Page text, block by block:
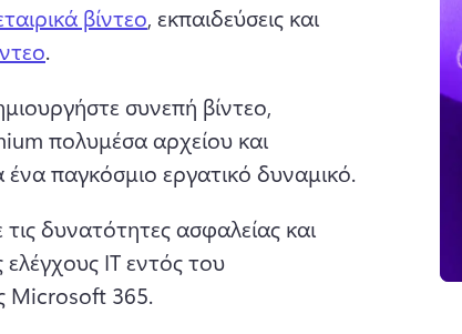
βίντεο, εκπαιδεύσεις και
.
συνεπή βίντεο,
πολυμέσα αρχείου και
τις δυνατότητες ασφαλείας και
ελέγχους IT εντός του
Microsoft 365.